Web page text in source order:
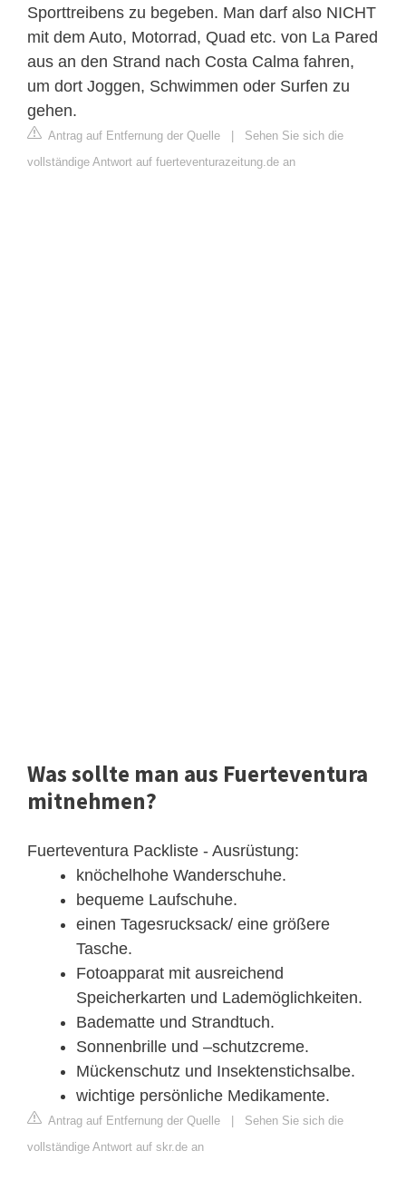
Sporttreibens zu begeben. Man darf also NICHT
mit dem Auto, Motorrad, Quad etc. von La Pared
aus an den Strand nach Costa Calma fahren,
um dort Joggen, Schwimmen oder Surfen zu
gehen.
Antrag auf Entfernung der Quelle | Sehen Sie sich die
vollständige Antwort auf fuerteventurazeitung.de an
Was sollte man aus Fuerteventura
mitnehmen?
Fuerteventura Packliste - Ausrüstung:
knöchelhohe Wanderschuhe.
bequeme Laufschuhe.
einen Tagesrucksack/ eine größere
Tasche.
Fotoapparat mit ausreichend
Speicherkarten und Lademöglichkeiten.
Badematte und Strandtuch.
Sonnenbrille und –schutzcreme.
Mückenschutz und Insektenstichsalbe.
wichtige persönliche Medikamente.
Antrag auf Entfernung der Quelle | Sehen Sie sich die
vollständige Antwort auf skr.de an